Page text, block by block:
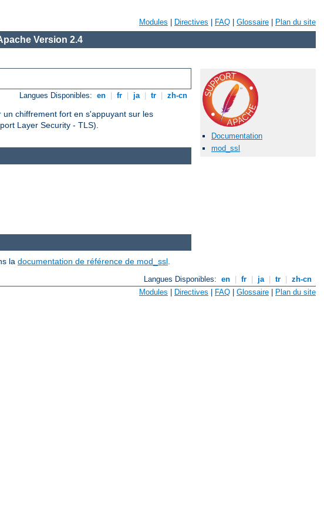
Modules Directives FAQ Glossaire Plan du site
Version 2.4
Langues Disponibles: en fr ja tr zh-cn
un chiffrement fort en s'appuyant sur les
Layer Security - TLS).
Documentation
mod_ssl
la documentation de référence de mod_ssl
Langues Disponibles: en fr ja tr
zh-cn
Modules Directives FAQ Glossaire Plan du site